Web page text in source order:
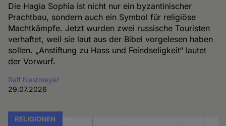
Die Hagia Sophia ist nicht nur ein byzantinischer
Prachtbau, sondern auch ein Symbol für religiöse
Machtkämpfe. Jetzt wurden zwei russische Touristen
verhaftet, weil sie laut aus der Bibel vorgelesen haben
sollen. „Anstiftung zu Hass und Feindseligkeit“ lautet
der Vorwurf.
Ralf Nestmeyer
29.07.2026
RELIGIONEN